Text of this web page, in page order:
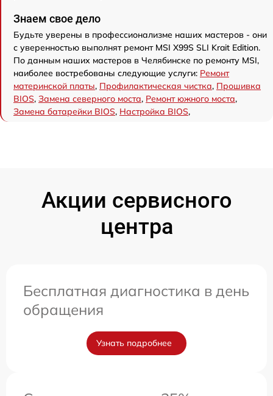
Знаем свое дело
Будьте уверены в профессионализме наших мастеров - они
с уверенностью выполнят ремонт MSI X99S SLI Krait Edition.
По данным наших мастеров в Челябинске по ремонту MSI,
наиболее востребованы следующие услуги: Ремонт
материнской платы, Профилактическая чистка, Прошивка
BIOS, Замена северного моста, Ремонт южного моста,
Замена батарейки BIOS, Настройка BIOS,
Акции сервисного
центра
Бесплатная диагностика в день
обращения
Узнать подробнее